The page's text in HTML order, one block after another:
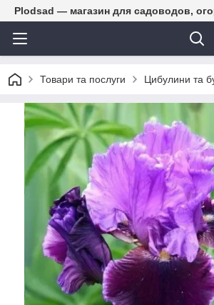
Plodsad — магазин для садоводов,
Товари та послуги Цибулини та